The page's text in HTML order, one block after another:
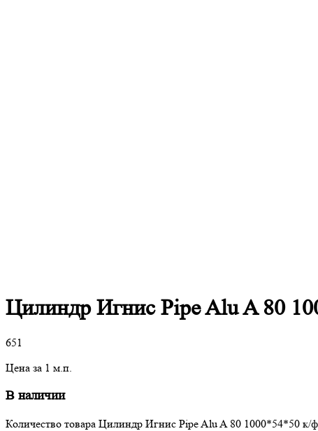
Цилиндр Игнис Pipe Alu A 80
651
Цена за 1 м.п.
В наличии
Количество товара Цилиндр Игнис Pipe Alu A 80 1000*54*50 к/